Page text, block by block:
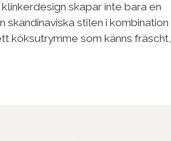
skapar inte bara en
stilen i kombination
köksutrymme som känns fräscht,